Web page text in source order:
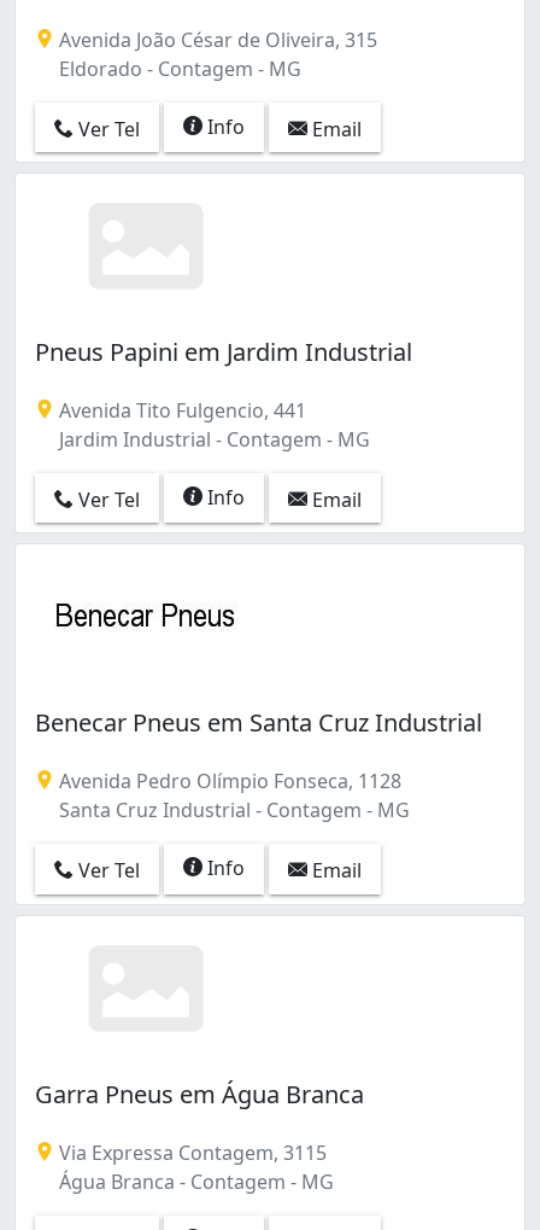
Avenida João César de Oliveira, 315
Eldorado - Contagem - MG
Ver Tel Info Email
Pneus Papini em Jardim Industrial
Avenida Tito Fulgencio, 441
Jardim Industrial - Contagem - MG
Ver Tel Info Email
Benecar Pneus em Santa Cruz Industrial
Avenida Pedro Olímpio Fonseca, 1128
Santa Cruz Industrial - Contagem - MG
Ver Tel Info Email
Garra Pneus em Água Branca
Via Expressa Contagem, 3115
Água Branca - Contagem - MG